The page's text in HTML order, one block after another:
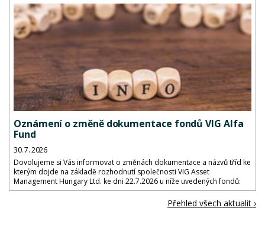
Oznámení o změně dokumentace fondů VIG Alfa
Fund
30. 7. 2026
Dovolujeme si Vás informovat o změnách dokumentace a názvů tříd ke
kterým dojde na základě rozhodnutí společnosti VIG Asset
Management Hungary Ltd. ke dni 22.7.2026 u níže uvedených fondů:
Přehled všech aktualit ›